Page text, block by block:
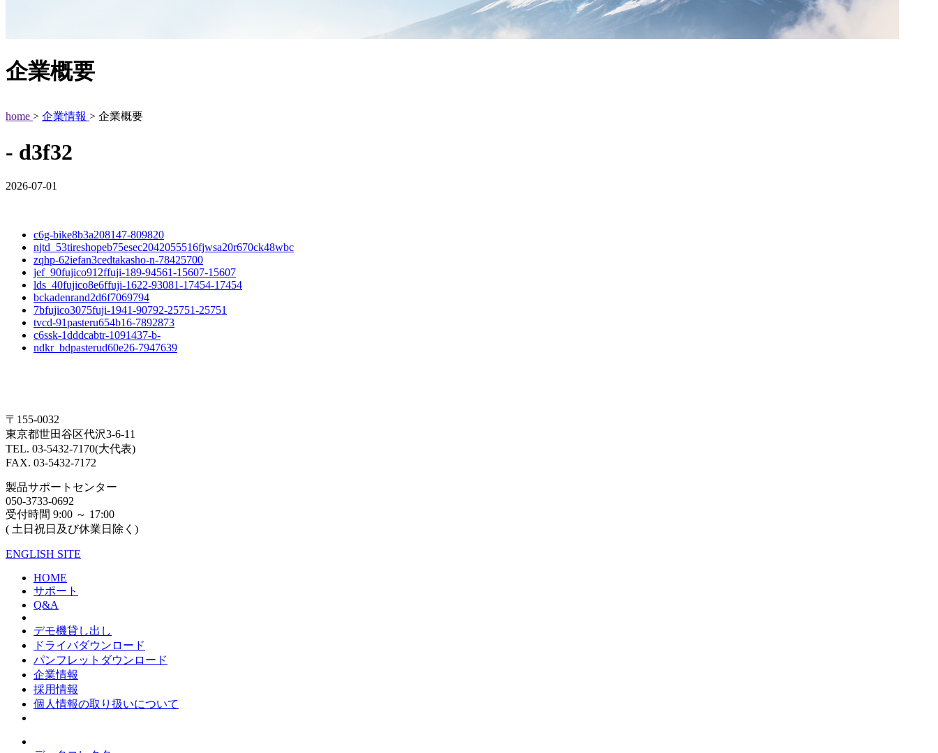
企業概要
home > 企業情報 > 企業概要
- d3f32
2026-07-01
c6g-bike8b3a208147-809820
njtd_53tireshopeb75esec2042055516fjwsa20r670ck48wbc
zqhp-62iefan3cedtakasho-n-78425700
jef_90fujico912ffuji-189-94561-15607-15607
lds_40fujico8e6ffuji-1622-93081-17454-17454
bckadenrand2d6f7069794
7bfujico3075fuji-1941-90792-25751-25751
tvcd-91pasteru654b16-7892873
c6ssk-1dddcabtr-1091437-b-
ndkr_bdpasterud60e26-7947639
〒155-0032
東京都世田谷区代沢3-6-11
TEL. 03-5432-7170(大代表)
FAX. 03-5432-7172
製品サポートセンター
050-3733-0692
受付時間 9:00 ～ 17:00
( 土日祝日及び休業日除く)
ENGLISH SITE
HOME
サポート
Q&A
デモ機貸し出し
ドライバダウンロード
パンフレットダウンロード
企業情報
採用情報
個人情報の取り扱いについて